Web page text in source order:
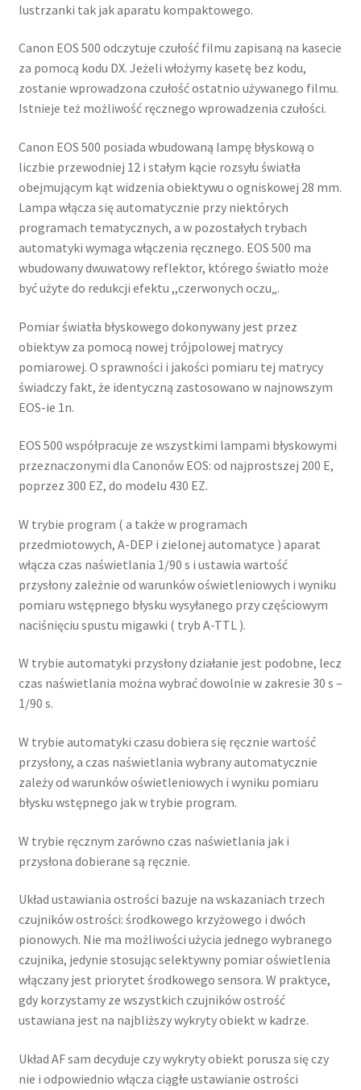
lustrzanki tak jak aparatu kompaktowego.
Canon EOS 500 odczytuje czułość filmu zapisaną na kasecie
za pomocą kodu DX. Jeżeli włożymy kasetę bez kodu,
zostanie wprowadzona czułość ostatnio używanego filmu.
Istnieje też możliwość ręcznego wprowadzenia czułości.
Canon EOS 500 posiada wbudowaną lampę błyskową o
liczbie przewodniej 12 i stałym kącie rozsyłu światła
obejmującym kąt widzenia obiektywu o ogniskowej 28 mm.
Lampa włącza się automatycznie przy niektórych
programach tematycznych, a w pozostałych trybach
automatyki wymaga włączenia ręcznego. EOS 500 ma
wbudowany dwuwatowy reflektor, którego światło może
być użyte do redukcji efektu ,,czerwonych oczu„.
Pomiar światła błyskowego dokonywany jest przez
obiektyw za pomocą nowej trójpolowej matrycy
pomiarowej. O sprawności i jakości pomiaru tej matrycy
świadczy fakt, że identyczną zastosowano w najnowszym
EOS-ie 1n.
EOS 500 współpracuje ze wszystkimi lampami błyskowymi
przeznaczonymi dla Canonów EOS: od najprostszej 200 E,
poprzez 300 EZ, do modelu 430 EZ.
W trybie program ( a także w programach
przedmiotowych, A-DEP i zielonej automatyce ) aparat
włącza czas naświetlania 1/90 s i ustawia wartość
przysłony zależnie od warunków oświetleniowych i wyniku
pomiaru wstępnego błysku wysyłanego przy częściowym
naciśnięciu spustu migawki ( tryb A-TTL ).
W trybie automatyki przysłony działanie jest podobne, lecz
czas naświetlania można wybrać dowolnie w zakresie 30 s –
1/90 s.
W trybie automatyki czasu dobiera się ręcznie wartość
przysłony, a czas naświetlania wybrany automatycznie
zależy od warunków oświetleniowych i wyniku pomiaru
błysku wstępnego jak w trybie program.
W trybie ręcznym zarówno czas naświetlania jak i
przysłona dobierane są ręcznie.
Układ ustawiania ostrości bazuje na wskazaniach trzech
czujników ostrości: środkowego krzyżowego i dwóch
pionowych. Nie ma możliwości użycia jednego wybranego
czujnika, jedynie stosując selektywny pomiar oświetlenia
włączany jest priorytet środkowego sensora. W praktyce,
gdy korzystamy ze wszystkich czujników ostrość
ustawiana jest na najbliższy wykryty obiekt w kadrze.
Układ AF sam decyduje czy wykryty obiekt porusza się czy
nie i odpowiednio włącza ciągłe ustawianie ostrości